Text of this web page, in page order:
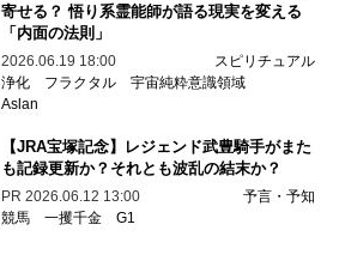
寄せる？ 悟り系霊能師が語る現実を変える
「内面の法則」
2026.06.19 18:00
スピリチュアル
浄化
フラクタル 宇宙純粋意識領域
Aslan
【JRA宝塚記念】レジェンド武豊騎手がまた
も記録更新か？それとも波乱の結末か？
PR 2026.06.12 13:00
予言・予知
競馬 一攫千金 G1